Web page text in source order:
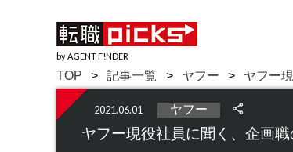
by AGENT F!NDER
TOP 記事一覧 ヤフー ヤフー
2021.06.01 ヤフー
ヤフー現役社員に聞く、企画